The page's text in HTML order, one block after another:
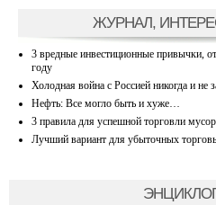
ЖУРНАЛ,
3 вредные инвестиционные привычки,
году
Холодная война с Россией никогда и не
Нефть: Все могло быть и хуже…
3 правила для успешной торговли
Лучший вариант для убыточных